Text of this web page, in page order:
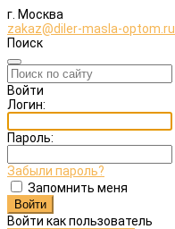
г. Москва
zakaz@diler-masla-optom.ru
Поиск
Войти
Логин:
Пароль:
Забыли пароль?
Запомнить меня
Войти как пользователь